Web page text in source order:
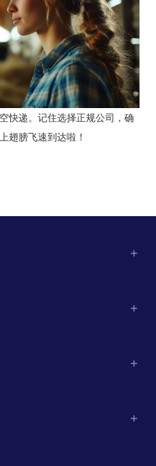
快递。记住选择正规公司，确
翅膀飞速到达啦！